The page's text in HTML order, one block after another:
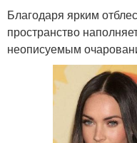
Благодаря ярким
пространство
неописуемым